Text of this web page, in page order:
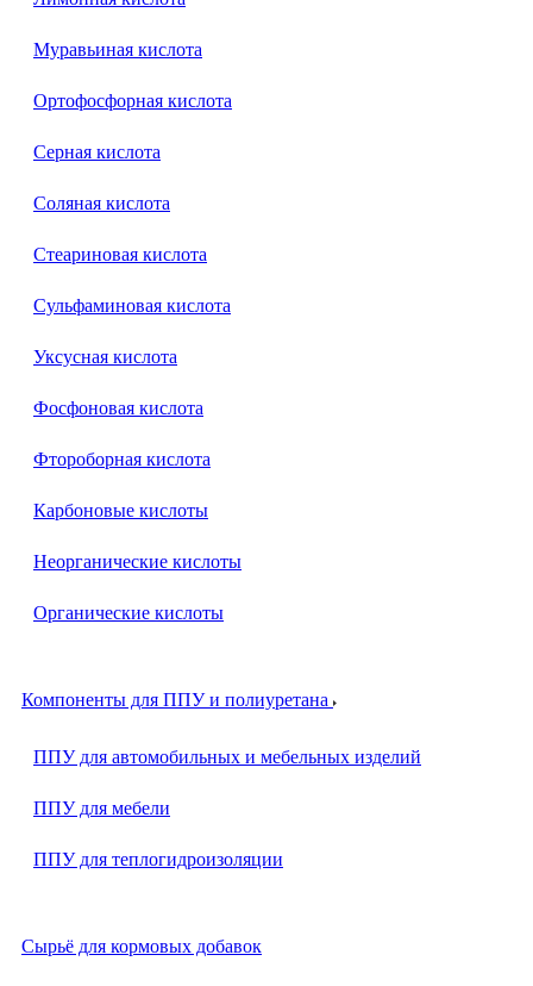
Муравьиная кислота
Ортофосфорная кислота
Серная кислота
Соляная кислота
Стеариновая кислота
Сульфаминовая кислота
Уксусная кислота
Фосфоновая кислота
Фтороборная кислота
Карбоновые кислоты
Неорганические кислоты
Органические кислоты
Компоненты для ППУ и полиуретана
ППУ для автомобильных и мебельных изделий
ППУ для мебели
ППУ для теплогидроизоляции
Сырьё для кормовых добавок